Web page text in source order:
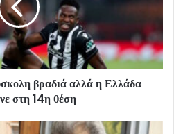
βραδιά αλλά η Ελλάδα
στη 14η θέση